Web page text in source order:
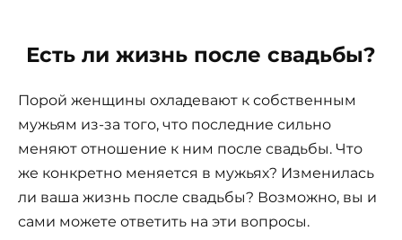
Есть ли жизнь после свадьбы?
Порой женщины охладевают к собственным
мужьям из-за того, что последние сильно
меняют отношение к ним после свадьбы. Что
же конкретно меняется в мужьях? Изменилась
ли ваша жизнь после свадьбы? Возможно, вы и
сами можете ответить на эти вопросы.